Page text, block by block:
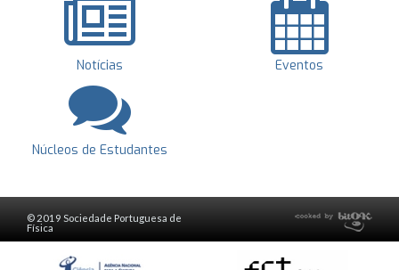
Notícias Eventos
Núcleos de Estudantes
© 2019 Sociedade Portuguesa de
Física